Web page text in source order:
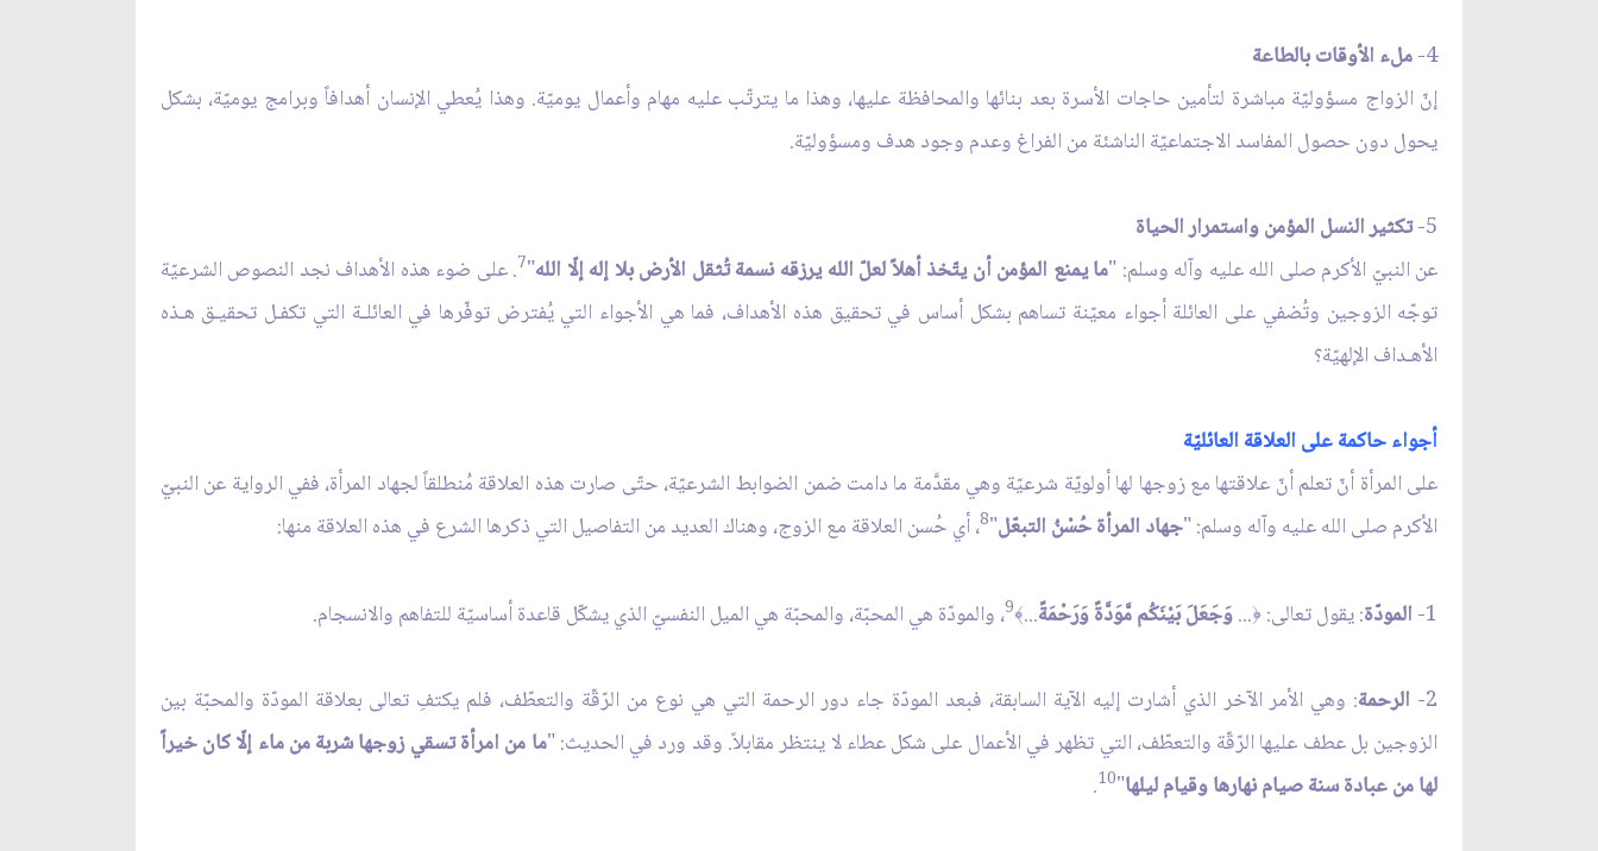
4- ملء الأوقات بالطاعة
إنّ الزواج مسؤوليّة مباشرة لتأمين حاجات الأسرة بعد بنائها والمحافظة عليها، وهذا ما يترتّب عليه مهام وأعمال يوميّة. وهذا يُعطي الإنسان أهدافاً وبرامج يوميّة، بشكل
يحول دون حصول المفاسد الاجتماعيّة الناشئة من الفراغ وعدم وجود هدف ومسؤوليّة.
5- تكثير النسل المؤمن واستمرار الحياة
عن النبيّ الأكرم صلى الله عليه وآله وسلم: "ما يمنع المؤمن أن يتّخذ أهلاً لعلّ الله يرزقه نسمة تُثقل الأرض بلا إله إلّا الله"
7. على ضوء هذه الأهداف نجد النصوص الشرعيّة
توجّه الزوجين وتُضفي على العائلة أجواء معيّنة تساهم بشكل أساس في تحقيق هذه الأهداف، فما هي الأجواء التي يُفترض توفّرها في العائلـة التي تكفـل تحقيـق هـذه
الأهـداف الإلهيّة؟
أجواء حاكمة على العلاقة العائليّة
على المرأة أنّ تعلم أنّ علاقتها مع زوجها لها أولويّة شرعيّة وهي مقدَّمة ما دامت ضمن الضوابط الشرعيّة، حتّى صارت هذه العلاقة مُنطلقاً لجهاد المرأة، ففي الرواية عن النبيّ
الأكرم صلى الله عليه وآله وسلم: "جهاد المرأة حُسْنُ التبعّل"
8، أي حُسن العلاقة مع الزوج، وهناك العديد من التفاصيل التي ذكرها الشرع في هذه العلاقة منها:
1- المودّة: يقول تعالى: ﴿...وَجَعَلَ بَيْنَكُم مَّوَدَّةً وَرَحْمَةً...﴾9، والمودّة هي المحبّة، والمحبّة هي الميل النفسيّ الذي يشكّل قاعدة أساسيّة للتفاهم والانسجام.
2- الرحمة: وهي الأمر الآخر الذي أشارت إليه الآية السابقة، فبعد المودّة جاء دور الرحمة التي هي نوع من الرّقّة والتعطّف، فلم يكتفِ تعالى بعلاقة المودّة والمحبّة بين
الزوجين بل عطف عليها الرّقّة والتعطّف، التي تظهر في الأعمال على شكل عطاء لا ينتظر مقابلاً. وقد ورد في الحديث: "ما من امرأة تسقي زوجها شربة من ماء إلّا كان خيراً
لها من عبادة سنة صيام نهارها وقيام ليلها"
10
.